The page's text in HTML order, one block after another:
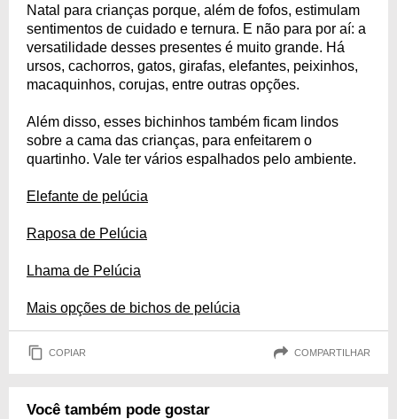
Natal para crianças porque, além de fofos, estimulam
sentimentos de cuidado e ternura. E não para por aí: a
versatilidade desses presentes é muito grande. Há
ursos, cachorros, gatos, girafas, elefantes, peixinhos,
macaquinhos, corujas, entre outras opções.
Além disso, esses bichinhos também ficam lindos
sobre a cama das crianças, para enfeitarem o
quartinho. Vale ter vários espalhados pelo ambiente.
Elefante de pelúcia
Raposa de Pelúcia
Lhama de Pelúcia
Mais opções de bichos de pelúcia
COPIAR COMPARTILHAR
Você também pode gostar